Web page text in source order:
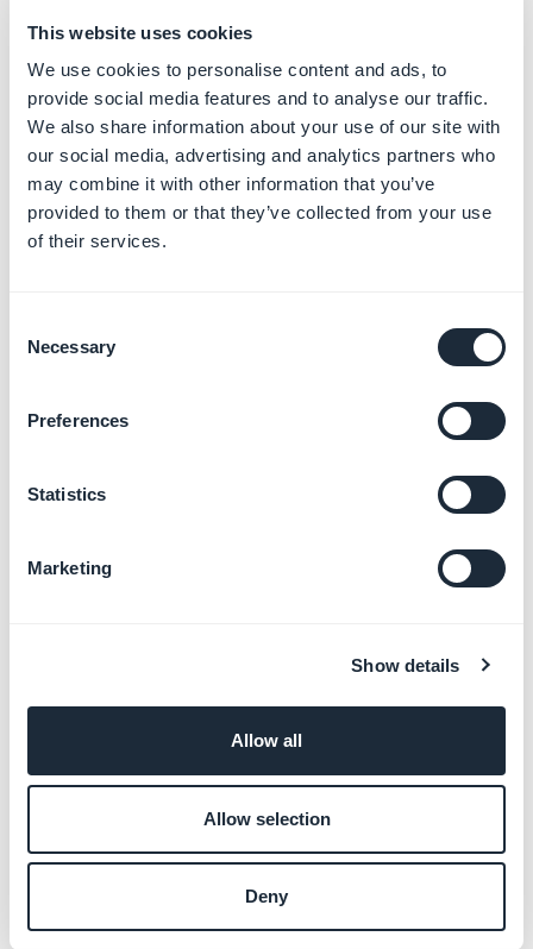
This website uses cookies
We use cookies to personalise content and ads, to
provide social media features and to analyse our traffic.
We also share information about your use of our site with
our social media, advertising and analytics partners who
may combine it with other information that you’ve
provided to them or that they’ve collected from your use
of their services.
Selection
Necessary
Preferences
Statistics
Marketing
Show details
Allow all
Allow selection
Deny
En savoir plus→
Afficher des points de vente
sur une carte
En savoir plus→
Gérer l'agenda et les
événements
En savoir plus→
Créer et gérer des
formulaires